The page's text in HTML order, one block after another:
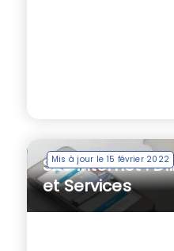
Mis à jour le 15 février 2022
Site internet :
et Services